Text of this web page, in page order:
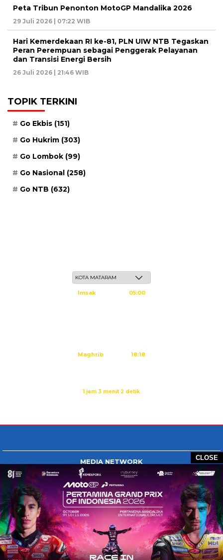
CLOSE
Peta Tribun Penonton MotoGP Mandalika 2026
29 Juli 2026 | 07:22 WIB
Hari Kemerdekaan RI ke-81, PLN UIW NTB Tegaskan
Peran Perempuan sebagai Penggerak Pelayanan
dan Transisi Energi Bersih
26 Juli 2026 | 21:46 WIB
TOPIK TERKINI
Go Ekbis (151)
Go Hukrim (303)
Go Lombok (99)
Go Nasional (258)
Go NTB (632)
Imsak 05:00
Maghrib 18:18
1 jam 3 menit 1 detik
MEDIA NETWORK
Tangan Berbagi
BERBAGI News
Whatsapp.com
Tiktok.com
Twitter.com Youtube.com
HOME REDAKSI
PEDOMAN MEDIA SIBER
DISCLAIMER
INFO IKLAN
COPYRIGHT © 2026 GONTB - ALL RIGHTS RESERVED